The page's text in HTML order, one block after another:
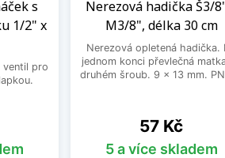
s
1/2" x
ventil pro
Nerezová hadička Š3/
M3/8", délka 30 cm
Nerezová opletená hadička.
jednom konci převlečná
druhém šroub. 9 x 13 mm. PN
Cena
57 Kč
5 a více skladem